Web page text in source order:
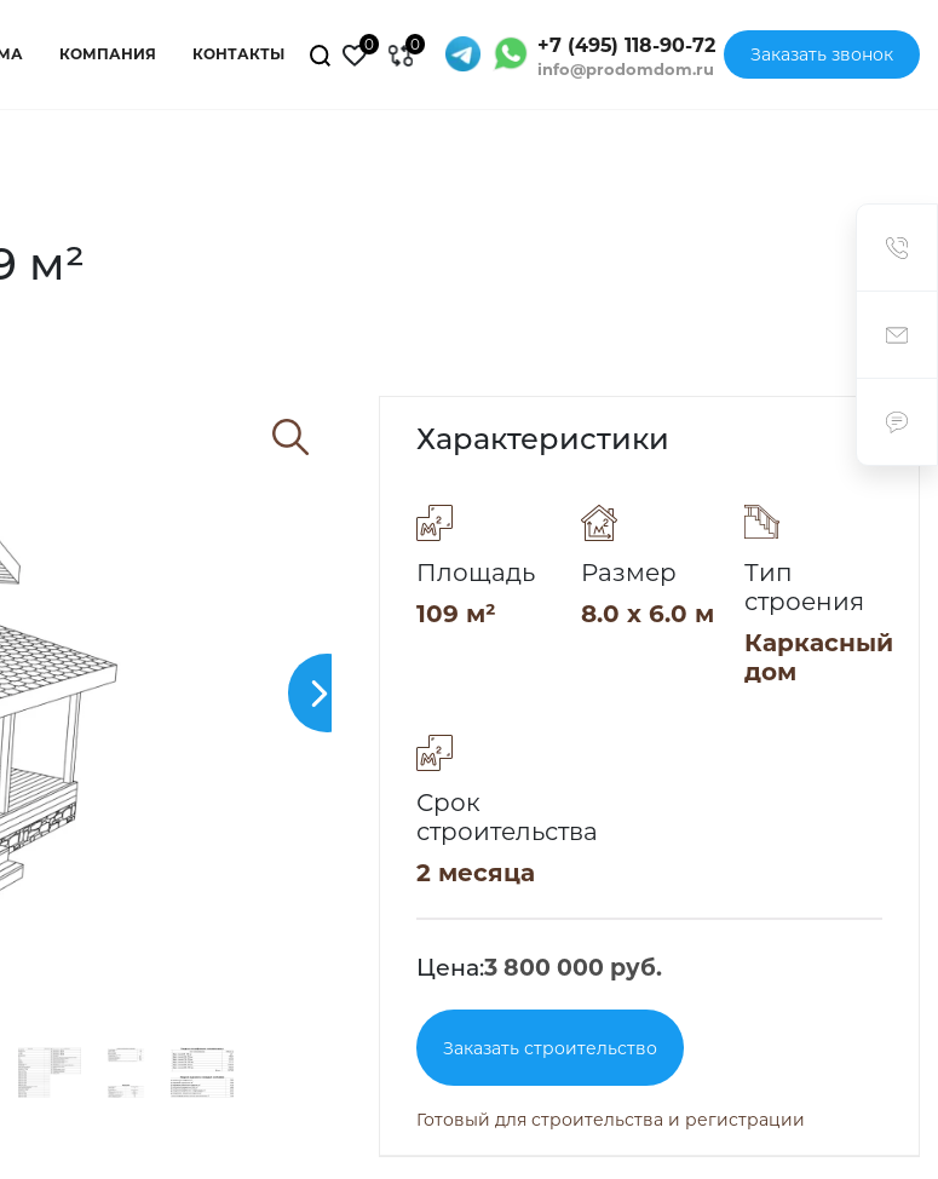
КОМПАНИЯ КОНТАКТЫ
0 0 +7 (495) 118-90-72
info@prodomdom.ru
Заказать звонок
м²
Характеристики
Площадь
109 м²
Размер
8.0 x 6.0 м
Тип
строения
Каркасный
дом
Срок
строительства
2 месяца
Цена:3 800 000 руб.
Заказать строительство
Готовый для строительства и регистрации